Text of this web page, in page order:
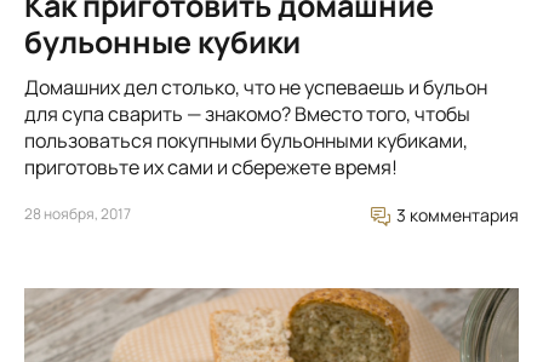
бульонные кубики
Домашних дел столько, что не успеваешь и бульон
для супа сварить — знакомо? Вместо того, чтобы
пользоваться покупными бульонными кубиками,
приготовьте их сами и сбережете время!
28 ноября, 2017 3 комментария